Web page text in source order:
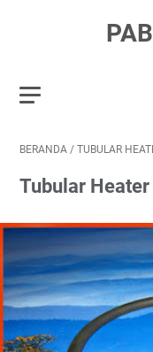
BERANDA / TUBULAR
Tubular Heater